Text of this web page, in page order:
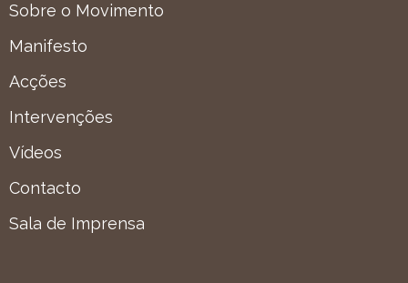
Sobre o Movimento
Manifesto
Acções
Intervenções
Vídeos
Contacto
Sala de Imprensa